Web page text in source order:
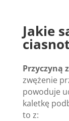
Jakie
Przyczyną
zwężenie
powoduje
kaletkę
to z: